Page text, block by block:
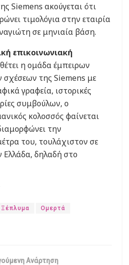
Siemens ακούγεται ότι
τιμολόγια στην εταιρία
σε μηνιαία βάση.
επικοινωνιακή
η ομάδα έμπειρων
της Siemens με
γραφεία, ιστορικές
συμβούλων, ο
κολοσσός φαίνεται
την
του, τουλάχιστον σε
Ελλάδα, δηλαδή στο
Ξέπλυμα Ομερτά
Ανάρτηση